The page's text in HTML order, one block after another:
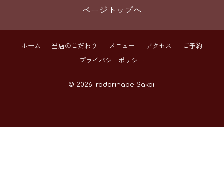
ページトップへ
ホーム 当店のこだわり メニュー アクセス
ご予約
プライバシーポリシー
© 2026 Irodorinabe Sakai.